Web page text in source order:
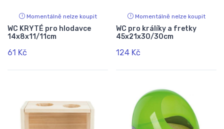
Momentálně nelze koupit
WC KRYTÉ pro hlodavce
14x8x11/11cm
61 Kč
Momentálně nelze koupit
WC pro králíky a fretky
45x21x30/30cm
124 Kč